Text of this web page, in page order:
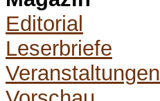
Editorial
Leserbriefe
Veranstaltungen